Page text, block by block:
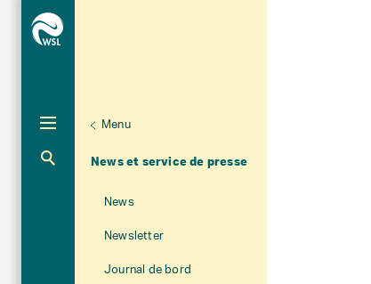
À propos du WSL
Menu
News et service de presse
Aktuelle Navigation
News
Newsletter
Journal de bord